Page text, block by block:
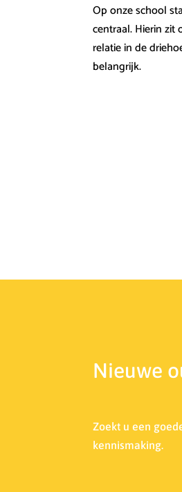
Op onze school
centraal. Hierin zit
relatie in de
belangrijk.
Nieuwe
Zoekt u een
kennismaking.